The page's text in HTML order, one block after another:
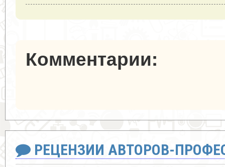
Комментарии:
РЕЦЕНЗИИ АВТОРОВ-